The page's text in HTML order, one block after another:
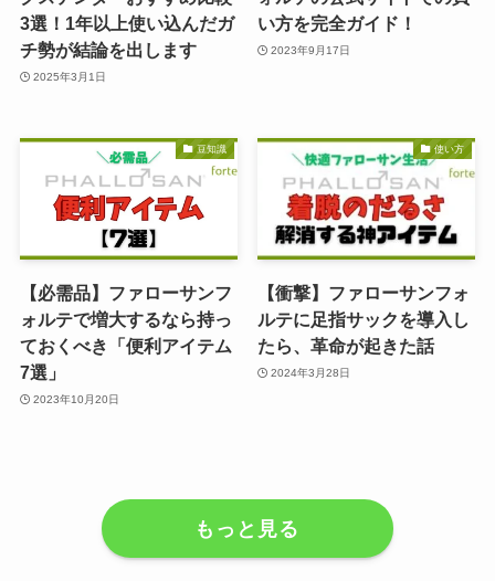
3選！1年以上使い込んだガ
チ勢が結論を出します
2025年3月1日
い方を完全ガイド！
2023年9月17日
豆知識
【必需品】ファローサンフ
ォルテで増大するなら持っ
ておくべき「便利アイテム
7選」
2023年10月20日
使い方
【衝撃】ファローサンフォ
ルテに足指サックを導入し
たら、革命が起きた話
2024年3月28日
もっと見る